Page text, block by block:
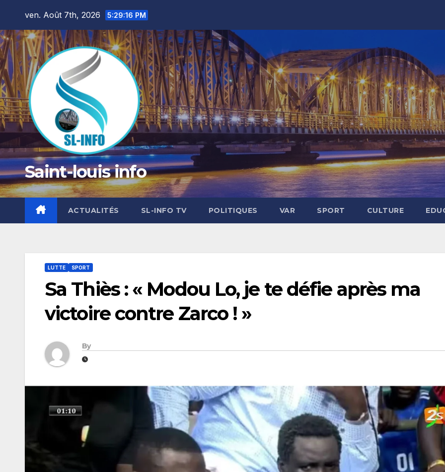
content
ven. Août 7th, 2026 5:29:17 PM
Saint-louis info
ACTUALITÉS SL-INFO TV POLITIQUES VAR SPORT CULTURE
LUTTE SPORT
Sa Thiès : « Modou Lo, je te défie après ma
victoire contre Zarco ! »
By